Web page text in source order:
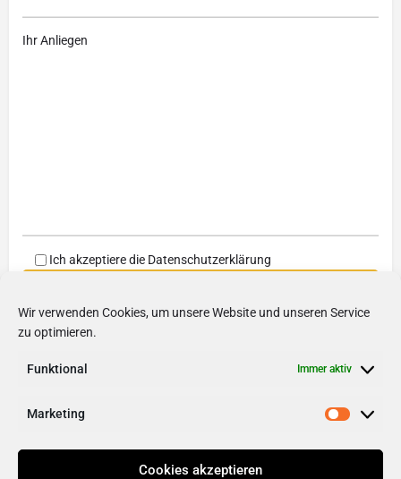
Wir verwenden Cookies, um unsere Website und unseren Service
zu optimieren.
Funktional Immer aktiv
Marketing
Cookies akzeptieren
Ihr Anliegen
Ich akzeptiere die Datenschutzerklärung